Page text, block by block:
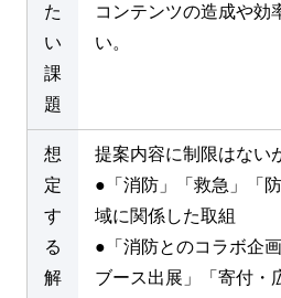
た
い
課
題
コンテンツの造成や効
い。
想
定
す
る
解
提案内容に制限はない
●「消防」「救急」「
域に関係した取組
●「消防とのコラボ企
ブース出展」「寄付・